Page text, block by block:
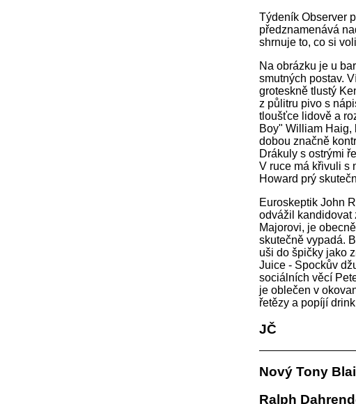
Týdeník Observer
předznamenává
shrnuje to, co si
Na obrázku je u
smutných postav.
groteskně tlustý
z půlitru pivo s
tloušťce lidově a
Boy" William Haig,
dobou značně
Drákuly s ostrými
V ruce má křivuli s
Howard prý
Euroskeptik John
odvážil kandidovat
Majorovi, je
skutečně vypadá.
uši do špičky jako
Juice - Spockův
sociálních věcí
je oblečen v
řetězy a popíjí
JČ
Nový Tony
Ralph